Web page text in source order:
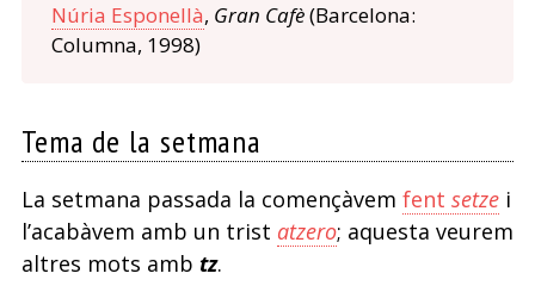
Núria Esponellà, Gran Cafè(Barcelona:
Columna, 1998)
Tema de la setmana
La setmana passada la començàvem fent setzei
l’acabàvem amb un trist atzero; aquesta veurem
altres mots amb tz.